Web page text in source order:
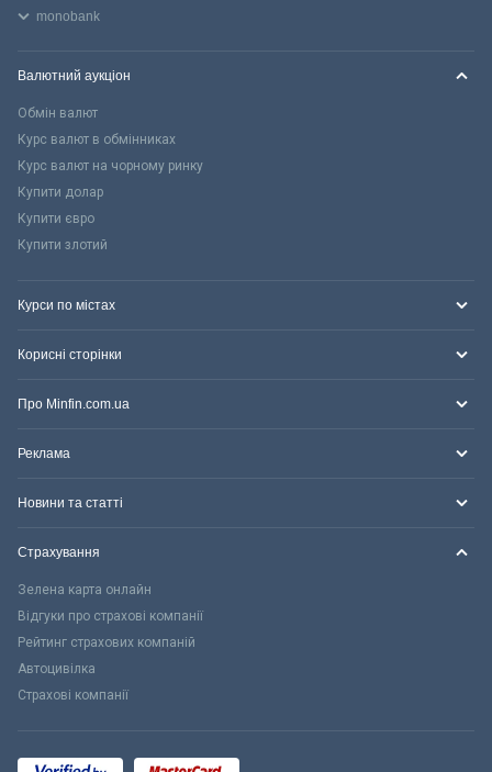
monobank
Валютний аукціон
Обмін валют
Курс валют в обмінниках
Курс валют на чорному ринку
Купити долар
Купити євро
Купити злотий
Курси по містах
Корисні сторінки
Про Minfin.com.ua
Реклама
Новини та статті
Страхування
Зелена карта онлайн
Відгуки про страхові компанії
Рейтинг страхових компаній
Автоцивілка
Страхові компанії